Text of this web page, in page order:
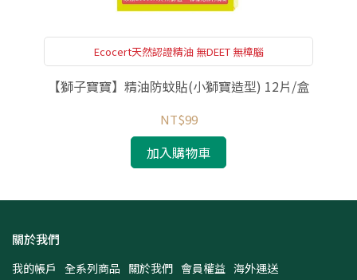
Ecocert天然認證精油 無DEET 無樟腦
【獅子寶寶】精油防蚊貼(小獅寶造型) 12片/盒
NT$99
加入購物車
關於我們
我的帳戶 全系列商品 關於我們 會員權益 海外運送